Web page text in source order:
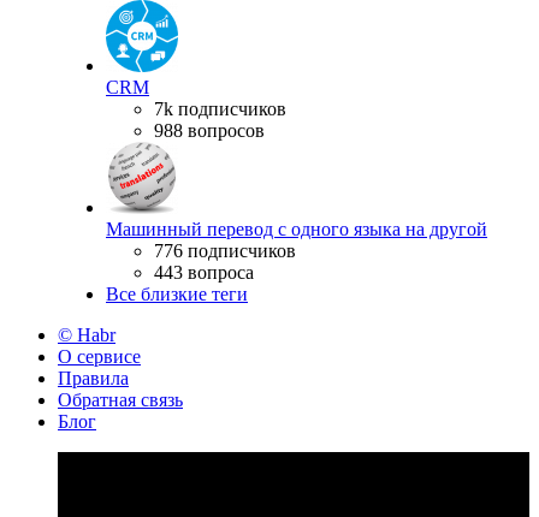
CRM
7k подписчиков
988 вопросов
Машинный перевод с одного языка на другой
776 подписчиков
443 вопроса
Все близкие теги
© Habr
О сервисе
Правила
Обратная связь
Блог